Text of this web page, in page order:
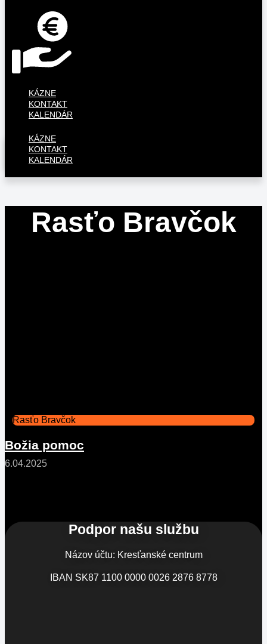
KÁZNE
KONTAKT
KALENDÁR
KÁZNE
KONTAKT
KALENDÁR
Rasťo Bravčok
Rasťo Bravčok
Božia pomoc
6.04.2025
Podpor našu službu
Názov účtu: Kresťanské centrum
IBAN SK87 1100 0000 0026 2876 8778